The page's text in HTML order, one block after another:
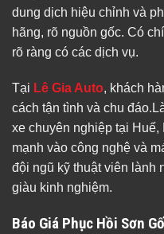
dung dịch hiệu chỉnh và
hãng, rõ nguồn gốc. Có
rõ ràng có các dịch vụ.
Tại Lê Gia Auto, khách
cách tận tình và chu
xe chuyên nghiệp tại
mạnh vào công nghệ và
đội ngũ kỹ thuật viên lành
giàu kinh nghiệm.
Báo Giá Phục Hồi Sơn